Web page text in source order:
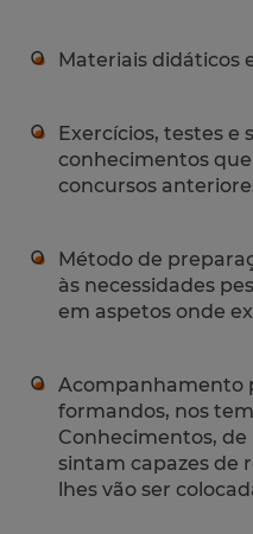
Materiais didáticos
Exercícios, testes e
conhecimentos
concursos
Método de
às necessidades
em aspetos onde
Acompanhamento
formandos, nos
Conhecimentos, de
sintam capazes de
lhes vão ser